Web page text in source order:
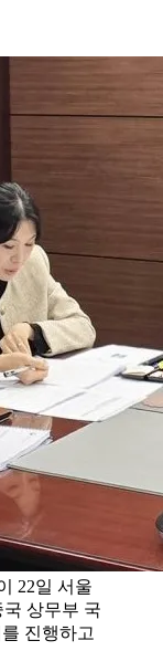
22일 서울
상무부 국
진행하고